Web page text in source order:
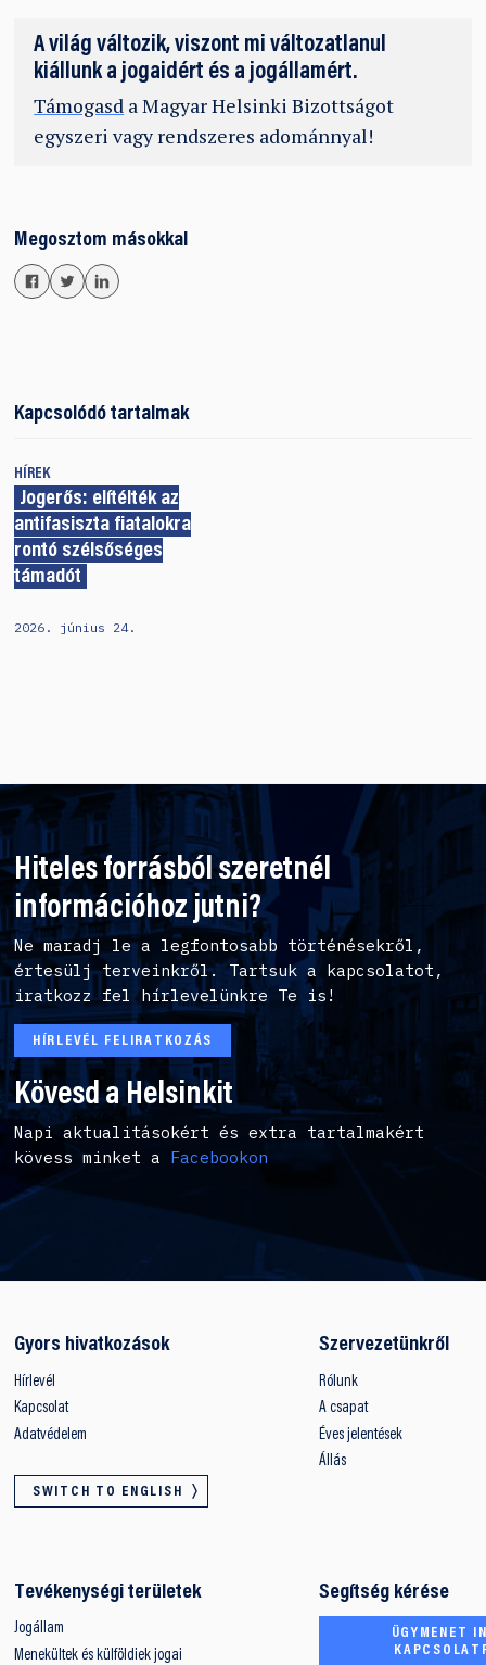
A világ változik, viszont mi változatlanul
kiállunk a jogaidért és a jogállamért.
Támogasd a Magyar Helsinki Bizottságot
egyszeri vagy rendszeres adománnyal!
Megosztom másokkal
Kapcsolódó tartalmak
HÍREK
Jogerős: elítélték az
antifasiszta fiatalokra
rontó szélsőséges
támadót
2026. június 24.
Hiteles forrásból szeretnél
információhoz jutni?
Ne maradj le a legfontosabb történésekről,
értesülj terveinkről. Tartsuk a kapcsolatot,
iratkozz fel hírlevelünkre Te is!
HÍRLEVÉL FELIRATKOZÁS
Kövesd a Helsinkit
Napi aktualitásokért és extra tartalmakért
kövess minket a Facebookon
Gyors hivatkozások
Hírlevél
Kapcsolat
Adatvédelem
SWITCH TO ENGLISH
Szervezetünkről
Rólunk
A csapat
Éves jelentések
Állás
Tevékenységi területek
Jogállam
Menekültek és külföldiek jogai
Segítség kérése
ÜGYMENET